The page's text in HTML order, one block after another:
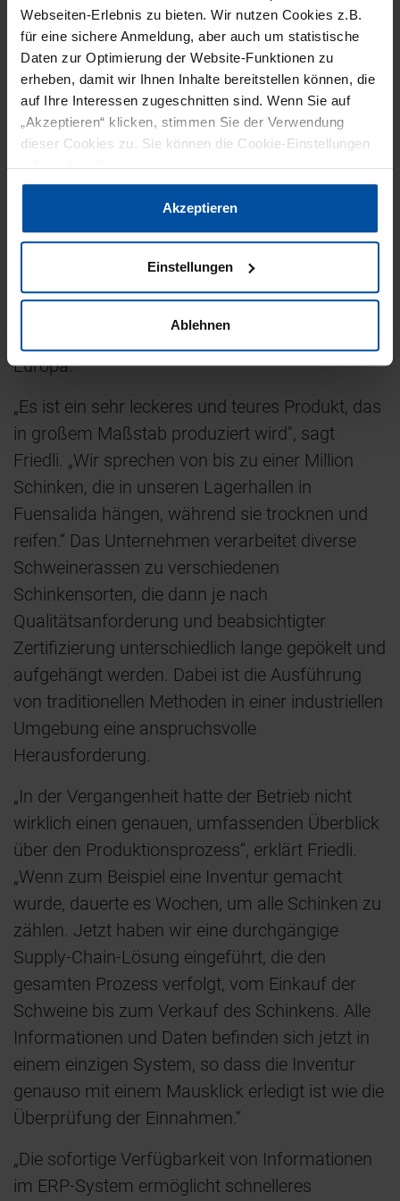
Webseiten-Erlebnis zu bieten. Wir nutzen Cookies z.B.
für eine sichere Anmeldung, aber auch um statistische
Daten zur Optimierung der Website-Funktionen zu
erheben, damit wir Ihnen Inhalte bereitstellen können, die
auf Ihre Interessen zugeschnitten sind. Wenn Sie auf
„Akzeptieren“ klicken, stimmen Sie der Verwendung
dieser Cookies zu. Sie können die Cookie-Einstellungen
jederzeit ändern.
Datenschutzerklärung|Impressum
Akzeptieren
Einstellungen
Ablehnen
Anliegen für die Bell Food Group war der
Umstieg von Papier hin zu einem digitalen
Informationsfluss, beispielsweise bei der
Bearbeitung von Rezepturen, bei Bestellungen
oder derRückverfolgung.
Vollzeitmitarbeitern und einer Kapazität von
5.000 Tonnen Rohschinken (einschließlich der
begehrten Sorte Jamon Ibérico) ist die Fabrik
von Bell Spanien südwestlich von Madrid eine
Europa.
„Es ist ein sehr leckeres und teures Produkt, das
in großem Maßstab produziert wird", sagt
Friedli. „Wir sprechen von bis zu einer Million
Schinken, die in unseren Lagerhallen in
Fuensalida hängen, während sie trocknen und
reifen.“ Das Unternehmen verarbeitet diverse
Schweinerassen zu verschiedenen
Schinkensorten, die dann je nach
Qualitätsanforderung und beabsichtigter
Zertifizierung unterschiedlich lange gepökelt und
aufgehängt werden. Dabei ist die Ausführung
von traditionellen Methoden in einer industriellen
Umgebung eine anspruchsvolle
Herausforderung.
„In der Vergangenheit hatte der Betrieb nicht
wirklich einen genauen, umfassenden Überblick
über den Produktionsprozess“, erklärt Friedli.
„Wenn zum Beispiel eine Inventur gemacht
wurde, dauerte es Wochen, um alle Schinken zu
zählen. Jetzt haben wir eine durchgängige
Supply-Chain-Lösung eingeführt, die den
gesamten Prozess verfolgt, vom Einkauf der
Schweine bis zum Verkauf des Schinkens. Alle
Informationen und Daten befinden sich jetzt in
einem einzigen System, so dass die Inventur
genauso mit einem Mausklick erledigt ist wie die
Überprüfung der Einnahmen.“
„Die sofortige Verfügbarkeit von Informationen
im ERP-System ermöglicht schnelleres